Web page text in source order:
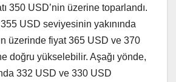
350 USD’nin üzerine toparlandı.
USD seviyesinin yakınında
üzerinde fiyat 365 USD ve 370
doğru yükselebilir. Aşağı yönde,
332 USD ve 330 USD